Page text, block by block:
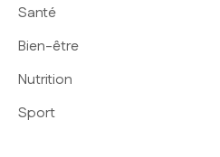
Santé
Bien-être
Nutrition
Sport